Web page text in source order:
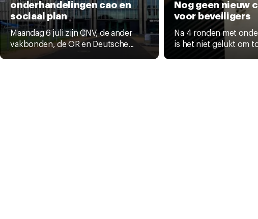
onderhandelingen cao en
sociaal plan
Maandag 6 juli zijn CNV, de ander
vakbonden, de OR en Deutsche...
Nog geen nieuw
voor beveiligers
Na 4 ronden met
is het niet gelukt om